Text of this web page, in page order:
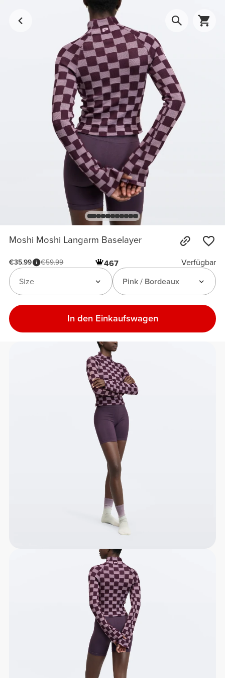
Moshi Moshi Langarm Baselayer
€35.99 €59.99 467
Verfügbar
Pink / Bordeaux
Size
In den Einkaufswagen